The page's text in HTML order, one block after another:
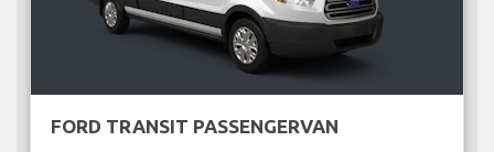
FORD TRANSIT PASSENGERVAN